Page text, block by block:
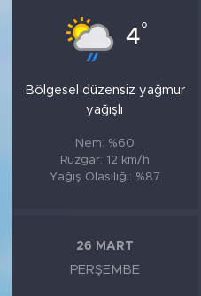
4°
Bölgesel düzensiz yağmur
yağışlı
Nem: %60
Rüzgar: 12 km/h
Yağış Olasılığı: %87
26 MART
PERŞEMBE